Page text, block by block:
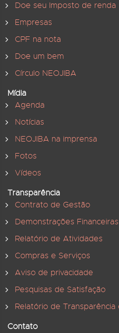
Doe seu Imposto de renda
Empresas
CPF na nota
Doe um bem
Círculo NEOJIBA
Mídia
Agenda
Notícias
NEOJIBA na imprensa
Fotos
Vídeos
Transparência
Contrato de Gestão
Demonstrações Financeiras
Relatório de Atividades
Compras e Serviços
Aviso de privacidade
Pesquisas de Satisfação
Relatório de Transparência
Contato